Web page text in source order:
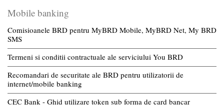
Mobile banking
Comisioanele BRD pentru MyBRD Mobile, MyBRD Net, My BRD
SMS
Termeni si conditii contractuale ale serviciului You BRD
Recomandari de securitate ale BRD pentru utilizatorii de
internet/mobile banking
CEC Bank - Ghid utilizare token sub forma de card bancar